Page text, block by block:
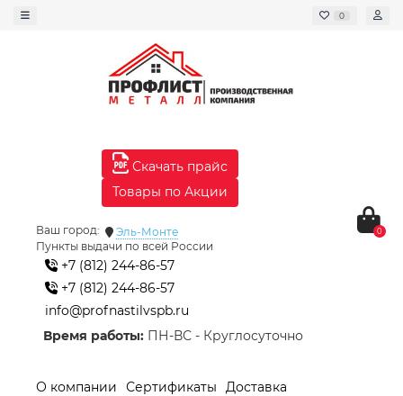
0
Скачать прайс
Товары по Акции
Ваш город:
Эль-Монте
Пункты выдачи по всей России
+7 (812) 244-86-57
+7 (812) 244-86-57
info@profnastilvspb.ru
Время работы: ПН-ВС - Круглосуточно
0
О компании Сертификаты
Доставка